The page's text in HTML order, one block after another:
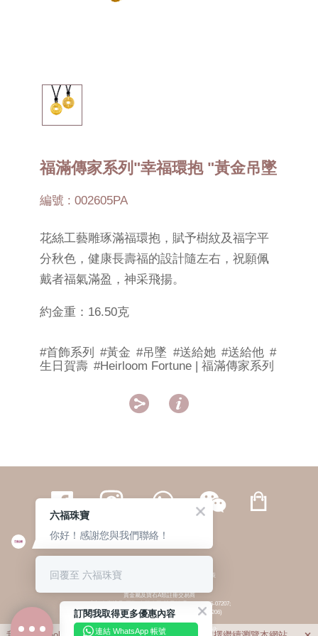
福滿傳家系列"幸福環抱 "黃金吊墜
編號 : 002605PA
花絲工藝雕琢滿福環抱，賦予樹紋及福字平
分秋色，健康長壽福的設計隨左右，祝願佩
戴者福氣滿盈，神采飛揚。
約金重：16.50克
#首飾系列 #黃金 #吊墜 #送給她 #送給他 #
生日賀壽 #Heirloom Fortune | 福滿傳家系列
 
繁體 | 簡体
© 六福集團 版權所有 不得轉載 私隱政策
貴金屬及寶石A類註冊交易商
(六福企業禮品(國際)有限公司-註冊號碼:A-B-24-05-07207;
六福電子商貿有限公司-註冊號碼:A-B-24-05-07206)
貴金屬及寶石B類註冊交易商
(六福集團有限公司-註冊號碼:B-B-24-05-07258;
訂閱我取得更多優惠內容
連結 WhatsApp 帳號
六福珠寶
你好！感謝您與我們聯絡！
回覆至 六福珠寶